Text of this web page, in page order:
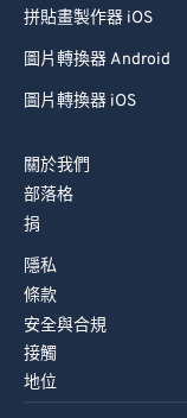
拼貼畫製作器 iOS
圖片轉換器 Android
圖片轉換器 iOS
關於我們
部落格
捐
隱私
條款
安全與合規
接觸
地位